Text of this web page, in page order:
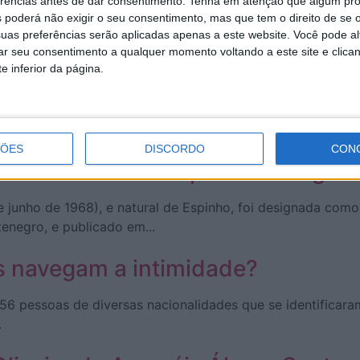
poderá não exigir o seu consentimento, mas que tem o direito de se
preferências serão aplicadas apenas a este website. Você pode
seu consentimento a qualquer momento voltando a este site e
inferior da página.
DISCORDO
três mandatos na autarquia de Santa Maria da
PSD voltará a presidir
do Conselho Metropolitano do Porto até 2029, onde
nova secretária pessoal do
junho de 1968), e natural de Espinho, foi designada
e publicado em...
navegam a intimidade?
pessoas de diversas nacionalidades que se